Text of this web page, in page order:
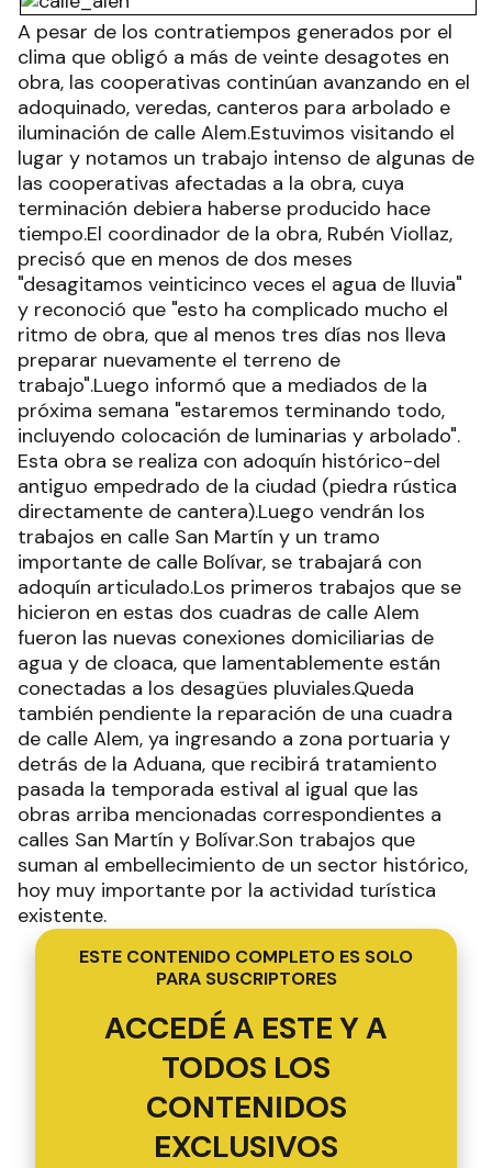
A pesar de los contratiempos generados por el
clima que obligó a más de veinte desagotes en
obra, las cooperativas continúan avanzando en el
adoquinado, veredas, canteros para arbolado e
iluminación de calle Alem.Estuvimos visitando el
lugar y notamos un trabajo intenso de algunas de
las cooperativas afectadas a la obra, cuya
terminación debiera haberse producido hace
tiempo.El coordinador de la obra, Rubén Viollaz,
precisó que en menos de dos meses
"desagitamos veinticinco veces el agua de lluvia"
y reconoció que "esto ha complicado mucho el
ritmo de obra, que al menos tres días nos lleva
preparar nuevamente el terreno de
trabajo".Luego informó que a mediados de la
próxima semana "estaremos terminando todo,
incluyendo colocación de luminarias y arbolado".
Esta obra se realiza con adoquín histórico-del
antiguo empedrado de la ciudad (piedra rústica
directamente de cantera).Luego vendrán los
trabajos en calle San Martín y un tramo
importante de calle Bolívar, se trabajará con
adoquín articulado.Los primeros trabajos que se
hicieron en estas dos cuadras de calle Alem
fueron las nuevas conexiones domiciliarias de
agua y de cloaca, que lamentablemente están
conectadas a los desagües pluviales.Queda
también pendiente la reparación de una cuadra
de calle Alem, ya ingresando a zona portuaria y
detrás de la Aduana, que recibirá tratamiento
pasada la temporada estival al igual que las
obras arriba mencionadas correspondientes a
calles San Martín y Bolívar.Son trabajos que
suman al embellecimiento de un sector histórico,
hoy muy importante por la actividad turística
existente.
ESTE CONTENIDO COMPLETO ES SOLO
PARA SUSCRIPTORES
ACCEDÉ A ESTE Y A
TODOS LOS
CONTENIDOS
EXCLUSIVOS